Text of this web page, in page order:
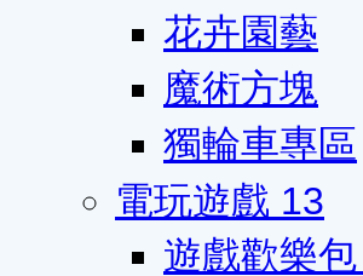
花卉園藝
魔術方塊
獨輪車專區
電玩遊戲 13
遊戲歡樂包